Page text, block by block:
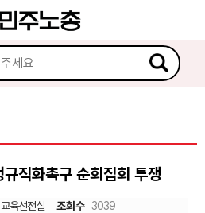
직화촉구 순회집회 투쟁
교육선전실 조회수 3039
케치북5
스케치북5